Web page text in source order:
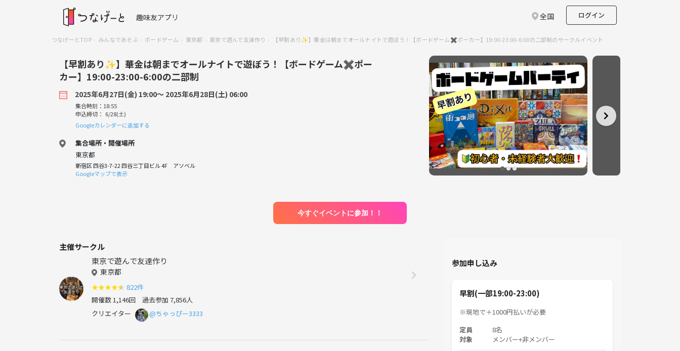
趣味友アプリ 全国 ログイン
つなげーとTOP みんなであそぶ ボードゲーム 東京都 東京で遊んで友達作り 【早割あり✨】華金は朝までオールナイトで遊ぼう！【ボードゲーム✖️ポーカー】19:00-23:00-6:00の二部制のサークルイベント
【早割あり✨】華金は朝までオールナイトで遊ぼう！【ボードゲーム✖️ポー
カー】19:00-23:00-6:00の二部制
2025年6月27日(金) 19:00〜 2025年6月28日(土) 06:00
集合時刻：18:55
申込締切： 6/28(土)
Googleカレンダーに追加する
集合場所・開催場所
東京都
新宿区 四谷3-7-22 四谷三丁目ビル 4F アソベル
Googleマップで表示
今すぐイベントに参加！！
主催サークル
東京で遊んで友達作り
東京都
★★★★★ 822件
開催数 1,146回 過去参加 7,856人
クリエイター
@ちゃっぴー3333
参加申し込み
早割(一部19:00-23:00)
※現地で＋1000円払いが必要
定員 8名
対象 メンバー+非メンバー